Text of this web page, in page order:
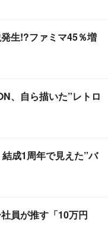
生!?ファミマ45％増
、自ら描いた”レトロ
成1周年で見えた”バ
社員が推す「10万円